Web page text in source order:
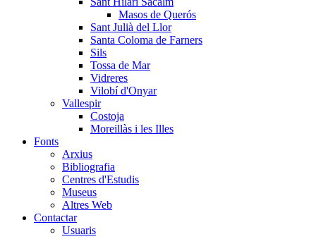
Masos de Querós
Sant Julià del Llor
Santa Coloma de Farners
Sils
Tossa de Mar
Vidreres
Vilobí d'Onyar
Vallespir
Costoja
Moreillàs i les Illes
Fonts
Arxius
Bibliografia
Centres d'Estudis
Museus
Altres Web
Contactar
Usuaris